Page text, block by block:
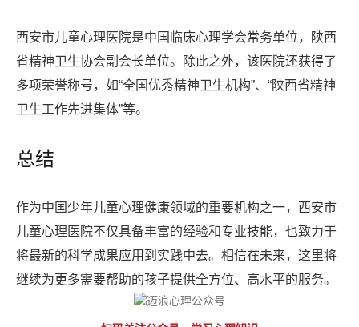
西安市儿童心理医院是中国临床心理学会常务单位，陕西
省精神卫生协会副会长单位。除此之外，该医院还获得了
多项荣誉称号，如“全国优秀精神卫生机构”、“陕西省精神
卫生工作先进集体”等。
总结
作为中国少年儿童心理健康领域的重要机构之一，西安市
儿童心理医院不仅具备丰富的经验和专业技能，也致力于
将最新的科学成果应用到实践中去。相信在未来，这里将
继续为更多需要帮助的孩子提供全方位、高水平的服务。